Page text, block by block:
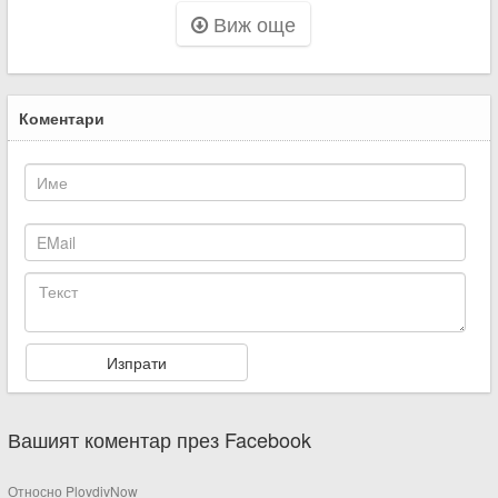
Виж още
Коментари
Вашият коментар през Facebook
Относно PlovdivNow